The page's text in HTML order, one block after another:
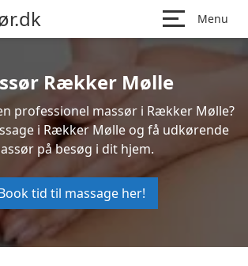
Menu
Rækker Mølle
professionel massør i Rækker Mølle?
i Rækker Mølle og få udkørende
på besøg i dit hjem.
tid til massage her!